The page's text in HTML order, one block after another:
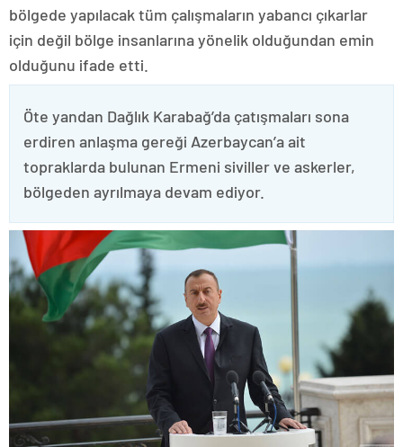
bölgede yapılacak tüm çalışmaların yabancı çıkarlar
için değil bölge insanlarına yönelik olduğundan emin
olduğunu ifade etti.
Öte yandan Dağlık Karabağ’da çatışmaları sona
erdiren anlaşma gereği Azerbaycan’a ait
topraklarda bulunan Ermeni siviller ve askerler,
bölgeden ayrılmaya devam ediyor.